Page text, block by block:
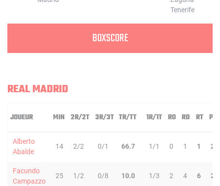
BOXSCORE
REAL MADRID
JOUEUR MIN 2R/2T 3R/3T TR/TT 1R/1T RO RD RT PD
Alberto
Abalde
14 2/2 0/1 66.7 1/1 0 1 1 2
Facundo
Campazzo
25 1/2 0/8 10.0 1/3 2 4 6 2